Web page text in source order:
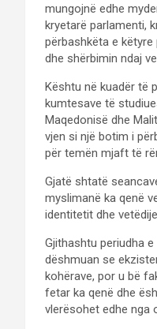
mungojnë edhe
kryetarë parlamenti,
përbashkëta e
dhe shërbimin ndaj
Kështu në kuadër të
kumtesave të
Maqedonisë dhe
vjen si një botim i
për temën mjaft të
Gjatë shtatë
myslimanë ka qenë
identitetit dhe
Gjithashtu periudha
dëshmuan se
kohërave, por u bë
fetar ka qenë dhe
vlerësohet edhe nga